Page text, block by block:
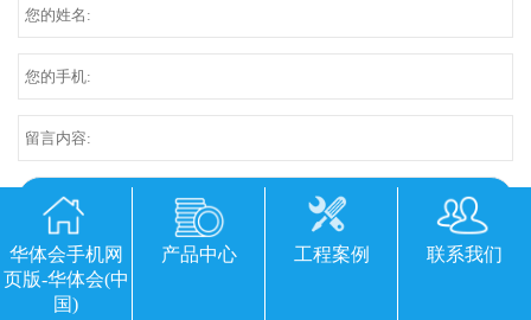
华体会手机网
页版-华体会(中
国)
产品中心 工程案例 联系我们